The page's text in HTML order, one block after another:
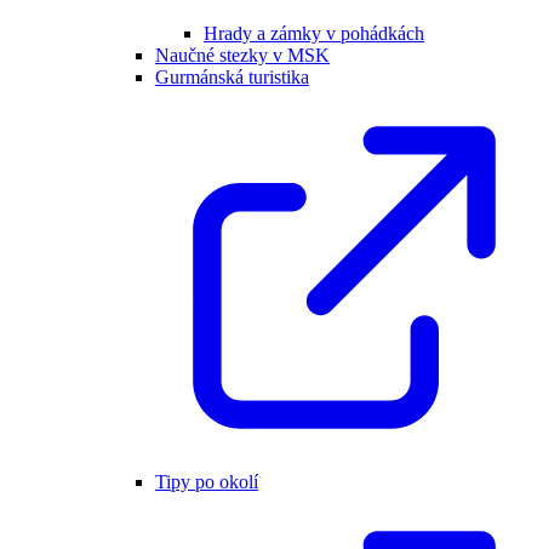
Hrady a zámky v pohádkách
Naučné stezky v MSK
Gurmánská turistika
Tipy po okolí